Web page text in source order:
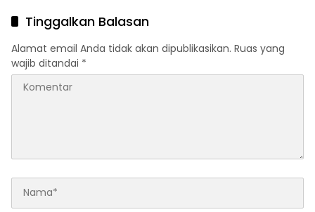
Tinggalkan Balasan
Alamat email Anda tidak akan dipublikasikan. Ruas yang
wajib ditandai *